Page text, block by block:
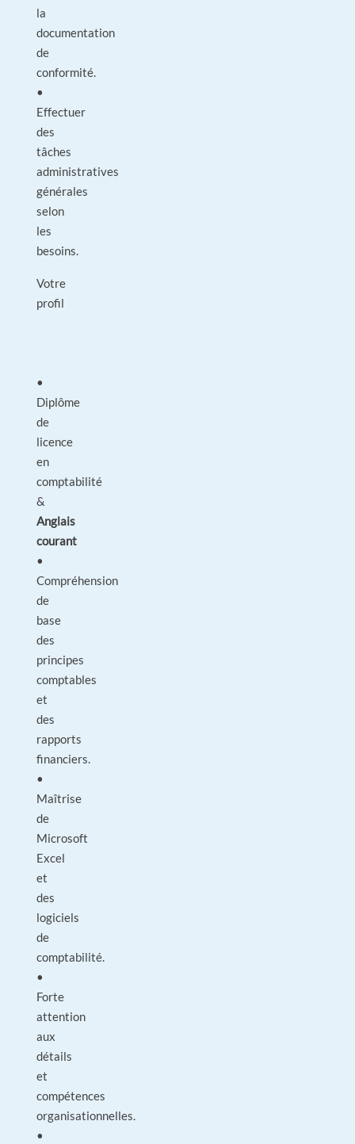
la
documentation
de
conformité.
•
Effectuer
des
tâches
administratives
générales
selon
les
besoins.
Votre
profil
•
Diplôme
de
licence
en
comptabilité
&
Anglais
courant
•
Compréhension
de
base
des
principes
comptables
et
des
rapports
financiers.
•
Maîtrise
de
Microsoft
Excel
et
des
logiciels
de
comptabilité.
•
Forte
attention
aux
détails
et
compétences
organisationnelles.
•